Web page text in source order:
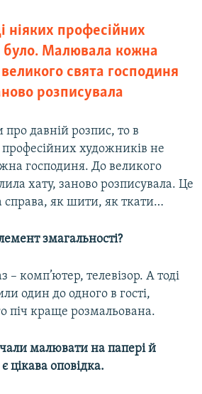
ніяких професійних
було. Малювала кожна
свята господиня
розписувала
давній розпис, то в
професійних художників не
господиня. До великого
хату, заново розписувала. Це
справа, як шити, як ткати…
змагальності?
– комп’ютер, телевізор. А тоді
один до одного в гості,
піч краще розмальована.
малювати на папері й
цікава оповідка.